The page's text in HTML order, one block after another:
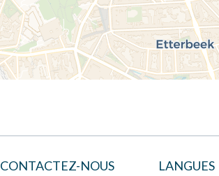
CONTACTEZ-NOUS LANGUES